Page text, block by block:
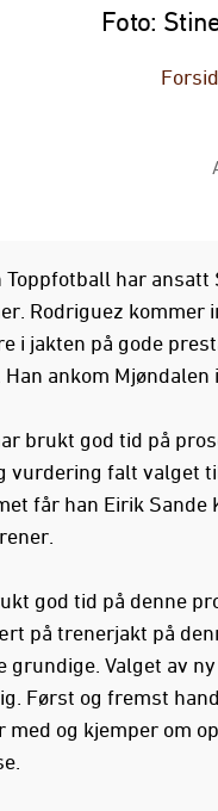
Foto:
Toppfotball har ansatt
Rodriguez kommer
i jakten på gode
Han ankom
brukt god tid på
vurdering falt valget
får han Eirik
god tid på denne
på trenerjakt på
grundige. Valget av
Først og fremst
med og kjemper om